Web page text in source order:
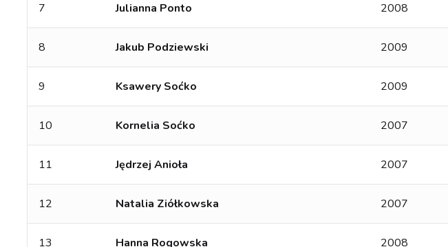
7 Julianna Ponto 2008
8 Jakub Podziewski 2009
9 Ksawery Soćko 2009
10 Kornelia Soćko 2007
11 Jędrzej Anioła 2007
12 Natalia Ziółkowska 2007
13 Hanna Rogowska 2008